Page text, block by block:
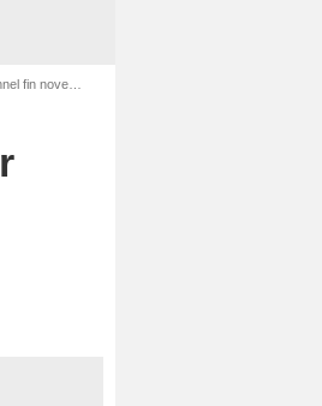
sur W9